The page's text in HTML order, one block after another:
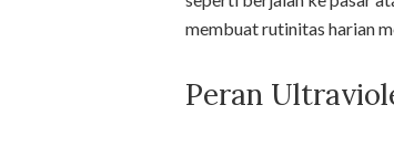
membuat rutinitas harian
Peran